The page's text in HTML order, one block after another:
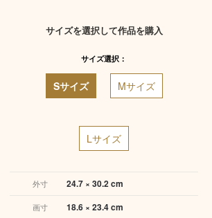
サイズを選択して作品を購入
サイズ選択：
Sサイズ Mサイズ
Lサイズ
外寸 24.7 × 30.2 cm
画寸 18.6 × 23.4 cm